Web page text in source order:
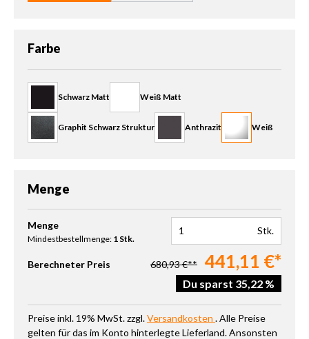
Farbe
Schwarz Matt Weiß Matt
Graphit Schwarz Struktur Anthrazit Weiß
Menge
Produkt Anzahl: Gib den gewünschten Wert ein oder benutze
Menge
Mindestbestellmenge: 1 Stk.
Stk.
Berechneter Preis 680,93 €** 441,11 €*
Du sparst 35,22 %
Preise inkl. 19% MwSt. zzgl.Versandkosten . Alle Preise
gelten für das im Konto hinterlegte Lieferland. Ansonsten